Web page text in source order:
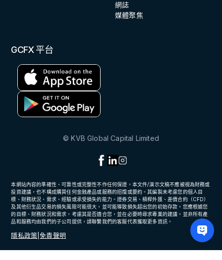
網誌
媒體聚焦
GCFX 平台
© KVB Global Capital Limited
本網站內容的準確性、可靠性或完整性不作任何保證，本文件/演示文稿不應被視為財務或
投資建議，也不構成購買任何金融產品或服務的招攬或要約。其編製未考慮您的個人目
標、財務狀況、需求、經驗或承受損失的能力。證券交易、槓桿外匯、差價合約（CFD）
及其他衍生品交易的損失風險可能很大，並可能導致損失超出您的初始存款。您應根據您
的目標、財務狀況和需求，考慮其是否適合您，並在必要時尋求專業的建議。並非所有產
品和服務均由我們的子公司提供，請聯繫我們的客服代表獲取更多資訊。
隱私政策 |免責聲明